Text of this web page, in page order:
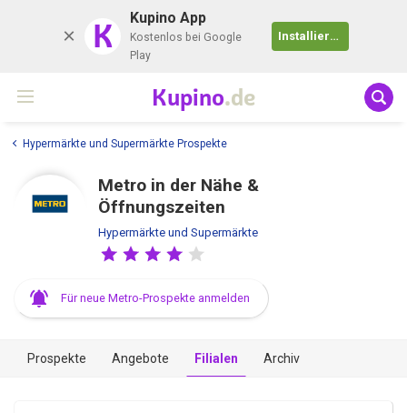
K Kupino App
Kostenlos bei Google
Play
Installieren
Kupino.de
Hypermärkte und Supermärkte Prospekte
Metro in der Nähe &
Öffnungszeiten
Hypermärkte und Supermärkte
Für neue Metro-Prospekte anmelden
Prospekte Angebote Filialen Archiv